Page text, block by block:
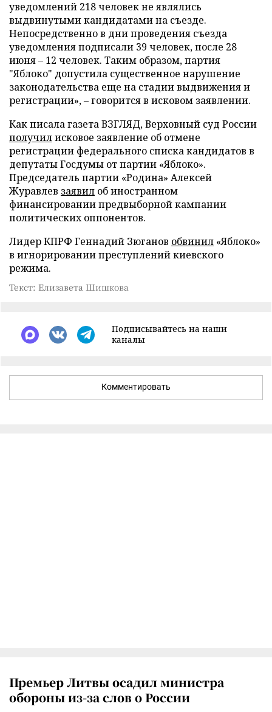
уведомлений 218 человек не являлись
выдвинутыми кандидатами на съезде.
Непосредственно в дни проведения съезда
уведомления подписали 39 человек, после 28
июня – 12 человек. Таким образом, партия
"Яблоко" допустила существенное нарушение
законодательства еще на стадии выдвижения и
регистрации», – говорится в исковом заявлении.
Как писала газета ВЗГЛЯД, Верховный суд России
получилисковое заявление об отмене
регистрации федерального списка кандидатов в
депутаты Госдумы от партии «Яблоко».
Председатель партии «Родина» Алексей
Журавлев заявил об иностранном
финансировании предвыборной кампании
политических оппонентов.
Лидер КПРФ Геннадий Зюганов обвинил «Яблоко»
в игнорировании преступлений киевского
режима.
Текст: Елизавета Шишкова
Подписывайтесь на наши
каналы
Комментировать
Премьер Литвы осадил министра
обороны из-за слов о России